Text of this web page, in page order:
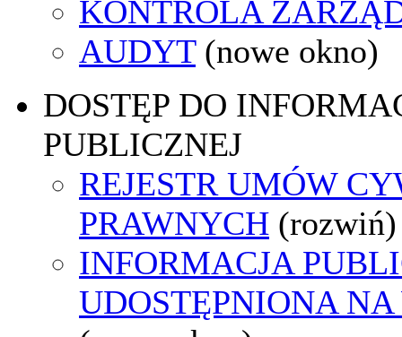
KONTROLA
AUDYT (nowe okno)
DOSTĘP DO
PUBLICZNEJ
REJESTR UMÓW
PRAWNYCH (rozwiń)
INFORMACJA
UDOSTĘPNIONA